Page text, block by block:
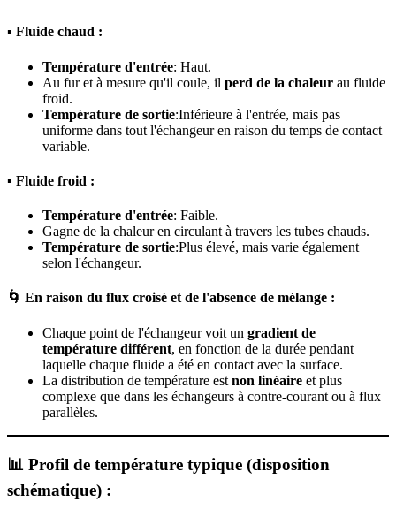
▪ Fluide chaud :
Température d'entrée: Haut.
Au fur et à mesure qu'il coule, il perd de la chaleur au fluide
froid.
Température de sortie:Inférieure à l'entrée, mais pas
uniforme dans tout l'échangeur en raison du temps de contact
variable.
▪ Fluide froid :
Température d'entrée: Faible.
Gagne de la chaleur en circulant à travers les tubes chauds.
Température de sortie:Plus élevé, mais varie également
selon l'échangeur.
🌀 En raison du flux croisé et de l'absence de mélange :
Chaque point de l'échangeur voit un gradient de
température différent, en fonction de la durée pendant
laquelle chaque fluide a été en contact avec la surface.
La distribution de température est non linéaire et plus
complexe que dans les échangeurs à contre-courant ou à flux
parallèles.
📊 Profil de température typique (disposition
schématique) :